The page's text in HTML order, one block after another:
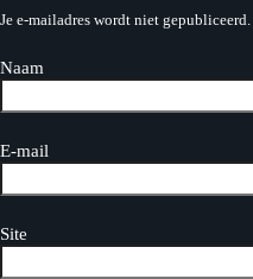
Je e-mailadres wordt niet gepubliceerd.
Naam
E-mail
Site